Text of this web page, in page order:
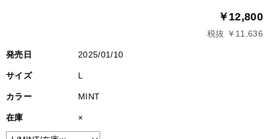
￥12,800
税抜 ￥11,636
発売日 2025/01/10
サイズ L
カラー MINT
在庫 ×